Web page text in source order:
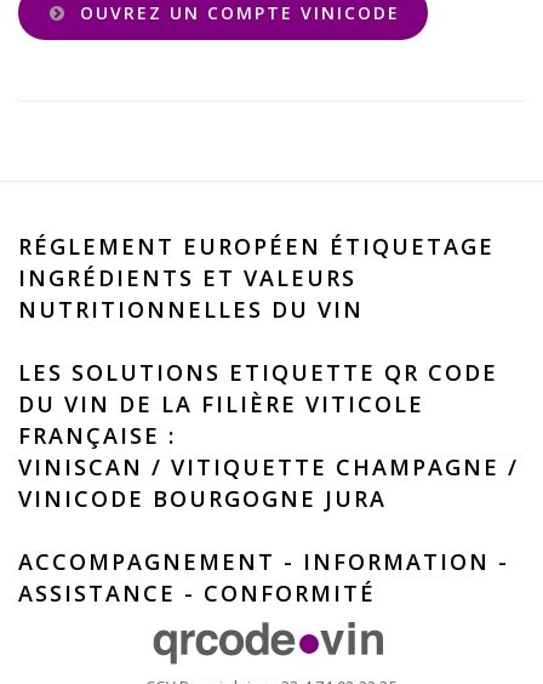
OUVREZ UN COMPTE VINICODE
RÉGLEMENT EUROPÉEN ÉTIQUETAGE
INGRÉDIENTS ET VALEURS
NUTRITIONNELLES DU VIN
LES SOLUTIONS ETIQUETTE QR CODE
DU VIN DE LA FILIÈRE VITICOLE
FRANÇAISE :
VINISCAN / VITIQUETTE CHAMPAGNE /
VINICODE BOURGOGNE JURA
ACCOMPAGNEMENT - INFORMATION -
ASSISTANCE - CONFORMITÉ